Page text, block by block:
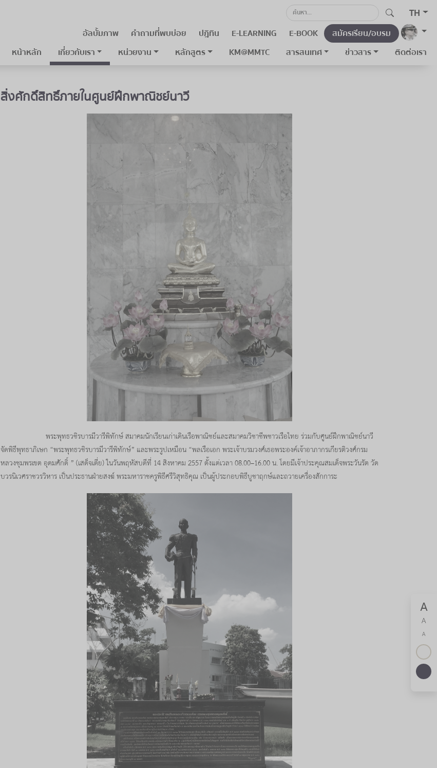
TH
อัลบั้มภาพ คำถามที่พบบ่อย ปฎิทิน E-LEARNING E-BOOK
สมัครเรียน/อบรม
หน้าหลัก
เกี่ยวกับเรา หน่วยงาน หลักสูตร KM@MMTC สารสนเทศ ข่าวสาร ติดต่อเรา
สิ่งศักดิ์สิทธิ์ภายในศูนย์ฝึกพาณิชย์นาวี
พระพุทธวชิรบารมีวารีพิทักษ์ สมาคมนักเรียนเก่าเดินเรือพาณิชย์และสมาคมวิชาชีพชาวเรือไทย ร่วมกับศูนย์ฝึกพาณิชย์นาวี
จัดพิธีพุทธาภิเษก “พระพุทธวชิรบารมีวารีพิทักษ์” และพระรูปเหมือน “พลเรือเอก พระเจ้าบรมวงศ์เธอพระองค์เจ้าอาภากรเกียรติวงศ์กรม
หลวงชุมพรเขต อุดมศักดิ์ ” (เสด็จเตี่ย) ในวันพฤหัสบดีที่ 14 สิงหาคม 2557 ตั้งแต่เวลา 08.00–16.00 น. โดยมีเจ้าประคุณสมเด็จพระวันรัต วัด
บวรนิเวศราชวรวิหาร เป็นประธานฝ่ายสงฆ์ พระมหาราชครูพิธีศรีวิสุทธิคุณ เป็นผู้ประกอบพิธีบูชาฤกษ์และถวายเครื่องสักการะ
A
A
A